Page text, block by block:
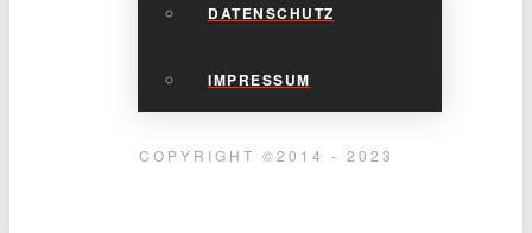
DATENSCHUTZ
IMPRESSUM
COPYRIGHT ©2014 - 2023